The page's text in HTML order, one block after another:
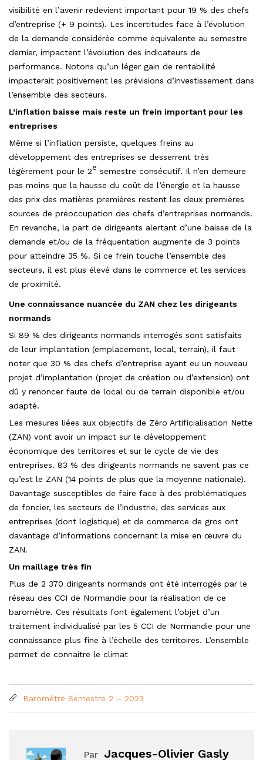
visibilité en l’avenir redevient important pour 19 % des chefs
d’entreprise (+ 9 points). Les incertitudes face à l’évolution
de la demande considérée comme équivalente au semestre
dernier, impactent l’évolution des indicateurs de
performance. Notons qu’un léger gain de rentabilité
impacterait positivement les prévisions d’investissement dans
l’ensemble des secteurs.
L’inflation baisse mais reste un frein important pour les
entreprises
Même si l’inflation persiste, quelques freins au
développement des entreprises se desserrent très
légèrement pour le 2e semestre consécutif. Il n’en demeure
pas moins que la hausse du coût de l’énergie et la hausse
des prix des matières premières restent les deux premières
sources de préoccupation des chefs d’entreprises normands.
En revanche, la part de dirigeants alertant d’une baisse de la
demande et/ou de la fréquentation augmente de 3 points
pour atteindre 35 %. Si ce frein touche l’ensemble des
secteurs, il est plus élevé dans le commerce et les services
de proximité.
Une connaissance nuancée du ZAN chez les dirigeants
normands
Si 89 % des dirigeants normands interrogés sont satisfaits
de leur implantation (emplacement, local, terrain), il faut
noter que 30 % des chefs d’entreprise ayant eu un nouveau
projet d’implantation (projet de création ou d’extension) ont
dû y renoncer faute de local ou de terrain disponible et/ou
adapté.
Les mesures liées aux objectifs de Zéro Artificialisation Nette
(ZAN) vont avoir un impact sur le développement
économique des territoires et sur le cycle de vie des
entreprises. 83 % des dirigeants normands ne savent pas ce
qu’est le ZAN (14 points de plus que la moyenne nationale).
Davantage susceptibles de faire face à des problématiques
de foncier, les secteurs de l’industrie, des services aux
entreprises (dont logistique) et de commerce de gros ont
davantage d’informations concernant la mise en œuvre du
ZAN.
Un maillage très fin
Plus de 2 370 dirigeants normands ont été interrogés par le
réseau des CCI de Normandie pour la réalisation de ce
baromètre. Ces résultats font également l’objet d’un
traitement individualisé par les 5 CCI de Normandie pour une
connaissance plus fine à l’échelle des territoires. L’ensemble
permet de connaitre le climat
Baromètre Semestre 2 – 2023
Par Jacques-Olivier Gasly